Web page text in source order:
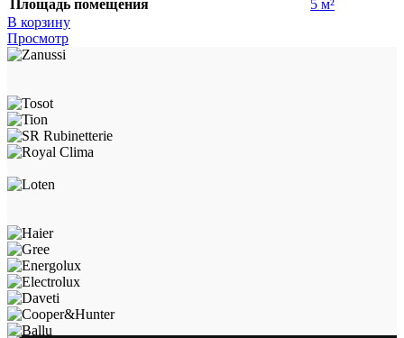
Площадь помещения
5 м²
В корзину
Просмотр